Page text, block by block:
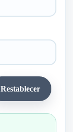
Restablecer